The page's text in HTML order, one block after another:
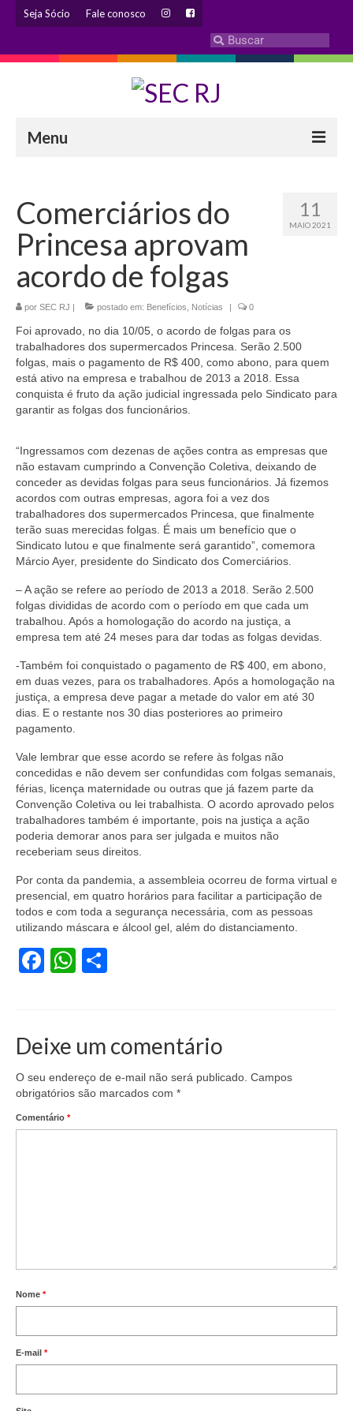
Seja Sócio Fale conosco
Menu
Eleição 2024 – Comissão Eleitoral
Histórico
Diretoria
Estatuto
Atendimentos
Coletivo Margaridas
Coletivo de Igualdade Racial
SERVIÇOS
Acordos e convenções
Cadastro de empresa
Homologações
Jurídico
Declarações
Saúde
Aplicativo Comerciários RJ
Acordo de Feriado para Empresas
CIPA
BENEFÍCIOS
Sede social
Colônia de férias
Refeitórios
Convênios
Dependentes
Notícias
Vídeos
Publicações
11
MAIO 2021
Comerciários do
Princesa aprovam
acordo de folgas
por SEC RJ | postado em: Benefícios Notícias | 0
Foi aprovado, no dia 10/05, o acordo de folgas para os
trabalhadores dos supermercados Princesa. Serão 2.500
folgas, mais o pagamento de R$ 400, como abono, para quem
está ativo na empresa e trabalhou de 2013 a 2018. Essa
conquista é fruto da ação judicial ingressada pelo Sindicato para
garantir as folgas dos funcionários.
“Ingressamos com dezenas de ações contra as empresas que
não estavam cumprindo a Convenção Coletiva, deixando de
conceder as devidas folgas para seus funcionários. Já fizemos
acordos com outras empresas, agora foi a vez dos
trabalhadores dos supermercados Princesa, que finalmente
terão suas merecidas folgas. É mais um benefício que o
Sindicato lutou e que finalmente será garantido”, comemora
Márcio Ayer, presidente do Sindicato dos Comerciários.
– A ação se refere ao período de 2013 a 2018. Serão 2.500
folgas divididas de acordo com o período em que cada um
trabalhou. Após a homologação do acordo na justiça, a
empresa tem até 24 meses para dar todas as folgas devidas.
-Também foi conquistado o pagamento de R$ 400, em abono,
em duas vezes, para os trabalhadores. Após a homologação na
justiça, a empresa deve pagar a metade do valor em até 30
dias. E o restante nos 30 dias posteriores ao primeiro
pagamento.
Vale lembrar que esse acordo se refere às folgas não
concedidas e não devem ser confundidas com folgas semanais,
férias, licença maternidade ou outras que já fazem parte da
Convenção Coletiva ou lei trabalhista. O acordo aprovado pelos
trabalhadores também é importante, pois na justiça a ação
poderia demorar anos para ser julgada e muitos não
receberiam seus direitos.
Por conta da pandemia, a assembleia ocorreu de forma virtual e
presencial, em quatro horários para facilitar a participação de
todos e com toda a segurança necessária, com as pessoas
utilizando máscara e álcool gel, além do distanciamento.
Facebook
WhatsApp
Deixe um comentário
O seu endereço de e-mail não será publicado. Campos
obrigatórios são marcados com *
Comentário *
Nome *
E-mail *